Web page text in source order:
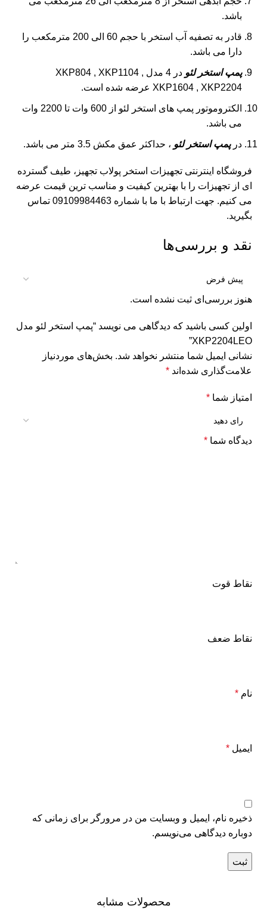
باشد.
قادر به تصفیه آب استخر با حجم 60 الی 200 مترمکعب را
دارا می باشد.
پمپ استخر لئو
در 4 مدل XKP804 , XKP1104 ,
XKP1604 , XKP2204 عرضه شده است.
الکتروموتور پمپ های استخر لئو از 600 وات تا 2200 وات
می باشد.
درپمپ استخر لئو ، حداکثر عمق مکش 3.5 متر می باشد.
فروشگاه اینترنتی تجهیزات استخر پولاب تجهیز ، طیف گسترده
ای از تجهیزات را با بهترین کیفیت و مناسب ترین قیمت عرضه
می کنیم. جهت ارتباط با ما با شماره 09109984463 تماس
بگیرید.
نقد و بررسی‌ها
هنوز بررسی‌ای ثبت نشده است.
اولین کسی باشید که دیدگاهی می نویسد “پمپ استخر لئو مدل
XKP2204LEO”
نشانی ایمیل شما منتشر نخواهد شد. بخش‌های موردنیاز
علامت‌گذاری شده‌اند *
امتیاز شما *
دیدگاه شما *
نقاط قوت
نقاط ضعف
نام *
ایمیل *
ذخیره نام، ایمیل و وبسایت من در مرورگر برای زمانی که
دوباره دیدگاهی می‌نویسم.
محصولات مشابه